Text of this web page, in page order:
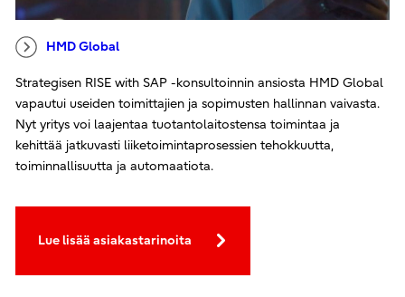
HMD Global
Strategisen RISE with SAP -konsultoinnin ansiosta HMD Global
vapautui useiden toimittajien ja sopimusten hallinnan vaivasta.
Nyt yritys voi laajentaa tuotantolaitostensa toimintaa ja
kehittää jatkuvasti liiketoimintaprosessien tehokkuutta,
toiminnallisuutta ja automaatiota.
Lue lisää asiakastarinoita